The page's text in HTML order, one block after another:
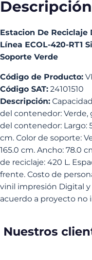
Ruedas
De
Soporte
cantidad
Descripción
Estacion De Reciclaje
Línea ECOL-420-RT1
Soporte Verde
Código de Producto:
Código SAT: 24101510
Descripción:
del contenedor: Verde,
del contenedor: Largo:
cm. Color de soporte:
165.0 cm. Ancho: 78.0
de reciclaje: 420 L.
frente. Costo de
vinil impresión Digital
acuerdo a proyecto no
Nuestros